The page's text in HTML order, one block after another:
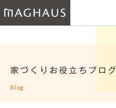
家づくりお役立ちブログ
Blog